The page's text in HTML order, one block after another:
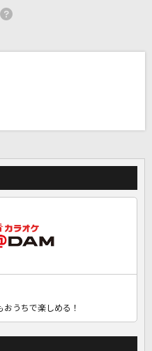
うちで楽しめる！